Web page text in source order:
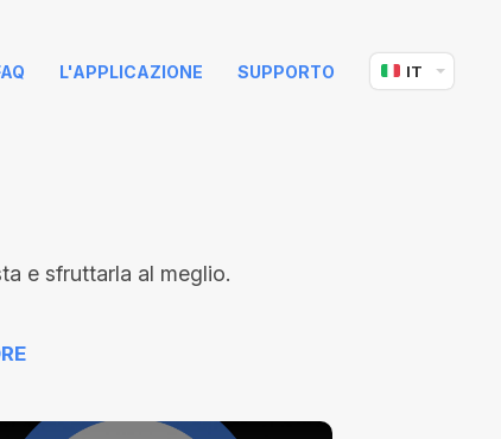
L'APPLICAZIONE SUPPORTO IT
e sfruttarla al meglio.